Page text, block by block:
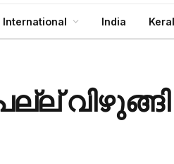
International India
വിഴുങ്ങി